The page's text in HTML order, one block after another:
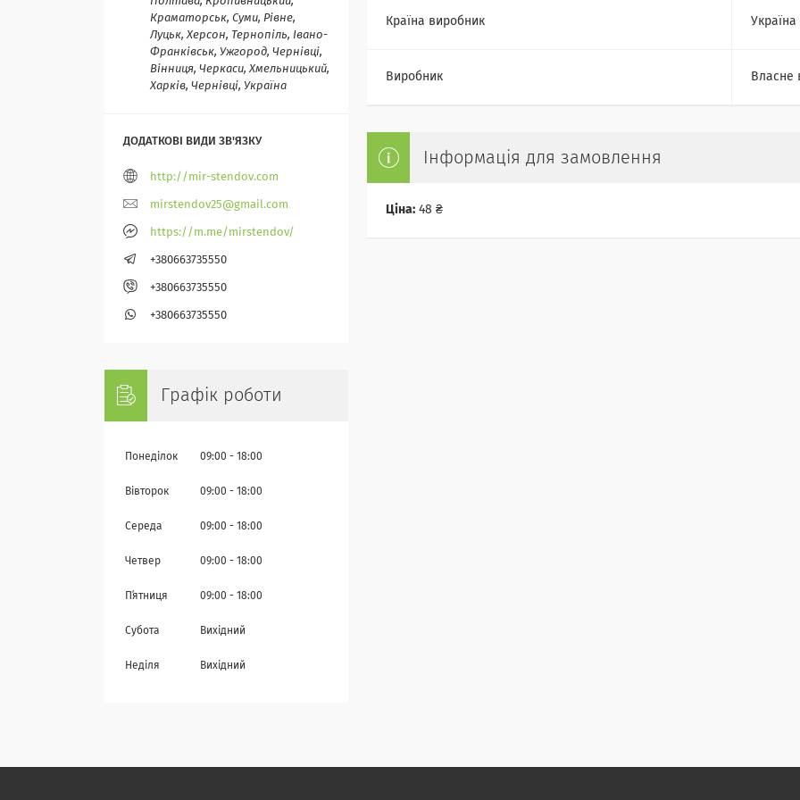
Країна виробник Україна
Виробник Власне
Інформація для замовлення
Ціна: 48 ₴
Краматорськ, Суми, Рівне,
Луцьк, Херсон, Тернопіль, Івано-
Франківськ, Ужгород, Чернівці,
Вінниця, Черкаси, Хмельницький,
Харків, Чернівці, Україна
http://mir-stendov.com
mirstendov25@gmail.com
https://m.me/mirstendov/
+380663735550
+380663735550
+380663735550
Графік роботи
Понеділок 09:00 18:00
Вівторок 09:00 18:00
Середа 09:00 18:00
Четвер 09:00 18:00
Пʼятниця 09:00 18:00
Субота Вихідний
Неділя Вихідний